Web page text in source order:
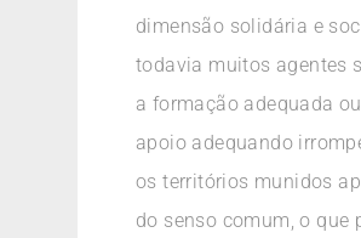
dimensão solidária e
todavia muitos agentes
a formação adequada ou
apoio adequando
os territórios munidos
do senso comum, o que